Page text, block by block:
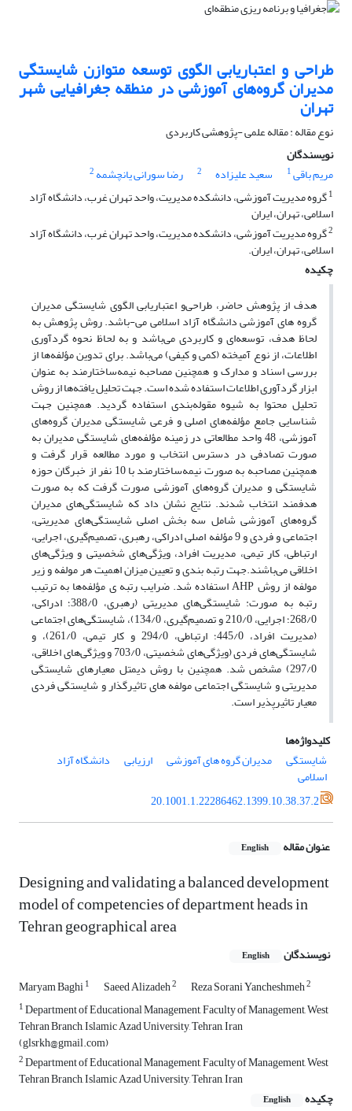
طراحی و اعتباریابی الگوی توسعه متوازن شایستگی
مدیران گروه‌های آموزشی در منطقه جغرافیایی شهر
تهران
نوع مقاله : مقاله علمی -پژوهشی کاربردی
نویسندگان
مریم باقی1 سعید علیزاده 2 رضا سورانی یانچشمه 2
1گروه مدیریت آموزشی، دانشکده مدیریت، واحد تهران غرب، دانشگاه آزاد
اسلامی، تهران، ایران
2گروه مدیریت آموزشی، دانشکده مدیریت، واحد تهران غرب، دانشگاه آزاد
اسلامی، تهران، ایران.
چکیده
هدف از پژوهش حاضر، طراحی‌و اعتباریابی الگوی شایستگی مدیران
گروه های آموزشی دانشگاه آزاد اسلامی می-باشد. روش پژوهش به
لحاظ هدف، توسعه‌ای و کاربردی می‌باشد و به لحاظ نحوه گردآوری
اطلاعات، از نوع آمیخته (کمی و کیفی) می‌باشد. برای تدوین مؤلفه‌ها از
بررسی اسناد و مدارک و همچنین مصاحبه نیمه‌ساختارمند به عنوان
ابزار گردآوری اطلاعات استفاده شده است. جهت تحلیل یافته‌ها از روش
تحلیل محتوا به شیوه مقوله‌بندی استفاده گردید. همچنین جهت
شناسایی جامع مؤلفه‌های اصلی و فرعی شایستگی مدیران گروه‌های
آموزشی، 48 واحد مطالعاتی در زمینه مؤلفه‌های شایستگی مدیران به
صورت تصادفی در دسترس انتخاب و مورد مطالعه قرار گرفت و
همچنین مصاحبه به صورت نیمه‌ساختارمند با 10 نفر از خبرگان حوزه
شایستگی و مدیران گروه‌های آموزشی صورت گرفت که به صورت
هدفمند انتخاب شدند. نتایج نشان داد که شایستگی‌های مدیران
گروه‌های آموزشی شامل سه بخش اصلی شایستگی‌های مدیریتی،
اجتماعی و فردی و 9 مؤلفه اصلی ادراکی، رهبری، تصمیم‌گیری، اجرایی،
ارتباطی، کار تیمی، مدیریت افراد، ویژگی‌های شخصیتی و ویژگی‌های
اخلاقی می‌باشند.جهت رتبه بندی و تعیین میزان اهمیت هر مولفه و زیر
مولفه از روش AHP استفاده شد. ضرایب رتبه ی مؤلفه‌ها به ترتیب
رتبه به صورت: شایستگی‌های مدیریتی (رهبری، 388/0؛ ادراکی،
268/0؛ اجرایی، 210/0 و تصمیم‌گیری، 134/0)، شایستگی‌های اجتماعی
(مدیریت افراد، 445/0؛ ارتباطی، 294/0 و کار تیمی، 261/0)، و
شایستگی‌های فردی (ویژگی‌های شخصیتی، 703/0 و ویژگی‌های اخلاقی،
297/0) مشخص شد. همچنین با روش دیمتل معیارهای شایستگی
مدیریتی و شایستگی اجتماعی مولفه های تاثیرگذار و شایستگی فردی
معیار تاثیرپذیر است.
کلیدواژه‌ها
شایستگی
مدیران گروه های آموزشی ارزیابی دانشگاه آزاد
اسلامی
20.1001.1.22286462.1399.10.38.37.2
عنوان مقاله English
Designing and validating a balanced development
model of competencies of department heads in
Tehran geographical area
نویسندگان English
Maryam Baghi1 Saeed Alizadeh2 Reza Sorani Yancheshmeh2
1Department of Educational Management, Faculty of Management, West
Tehran Branch, Islamic Azad University, Tehran, Iran
(glsrkh@gmail.com)
2Department of Educational Management, Faculty of Management, West
Tehran Branch, Islamic Azad University, Tehran, Iran
چکیده
English